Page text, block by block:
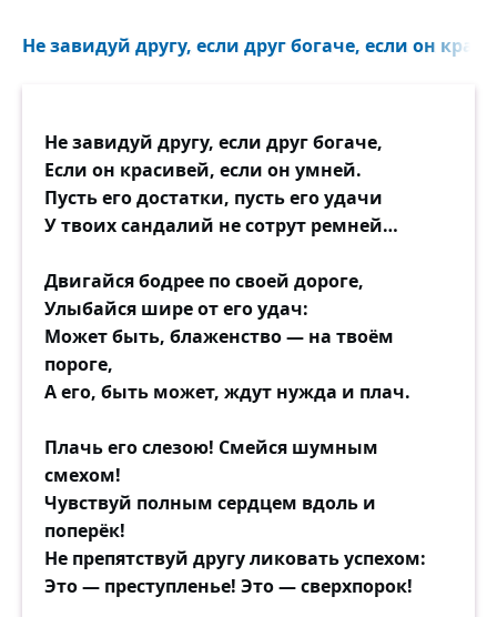
Не завидуй другу, если друг богаче, если он
Не завидуй другу, если друг богаче,
Если он красивей, если он умней.
Пусть его достатки, пусть его удачи
У твоих сандалий не сотрут ремней…
Двигайся бодрее по своей дороге,
Улыбайся шире от его удач:
Может быть, блаженство — на твоём
пороге,
А его, быть может, ждут нужда и плач.
Плачь его слезою! Смейся шумным
смехом!
Чувствуй полным сердцем вдоль и
поперёк!
Не препятствуй другу ликовать успехом:
Это — преступленье! Это — сверхпорок!